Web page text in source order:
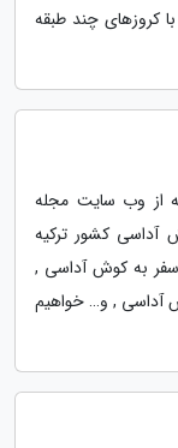
کروزهای چند طبقه
از وب سایت مجله
آداسی کشور ترکیه
سفر به کوش آداسی ,
آداسی , و… خواهیم